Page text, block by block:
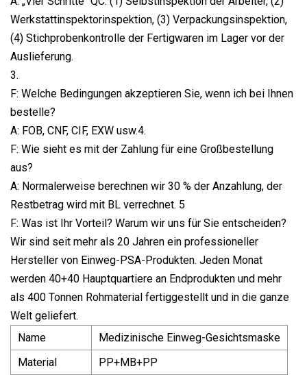
Werkstattinspektorinspektion, (3) Verpackungsinspektion,
(4) Stichprobenkontrolle der Fertigwaren im Lager vor der
Auslieferung.
3.
F: Welche Bedingungen akzeptieren Sie, wenn ich bei Ihnen
bestelle?
A: FOB, CNF, CIF, EXW usw.4.
F: Wie sieht es mit der Zahlung für eine Großbestellung
aus?
A: Normalerweise berechnen wir 30 % der Anzahlung, der
Restbetrag wird mit BL verrechnet. 5
F: Was ist Ihr Vorteil? Warum wir uns für Sie entscheiden?
Wir sind seit mehr als 20 Jahren ein professioneller
Hersteller von Einweg-PSA-Produkten. Jeden Monat
werden 40+40 Hauptquartiere an Endprodukten und mehr
als 400 Tonnen Rohmaterial fertiggestellt und in die ganze
Welt geliefert.
Name
Medizinische Einweg-Gesichtsmaske
Material
PP+MB+PP